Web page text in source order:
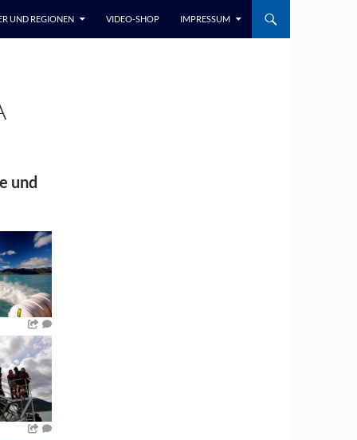
UND REGIONEN VIDEO-SHOP IMPRESSUM
und